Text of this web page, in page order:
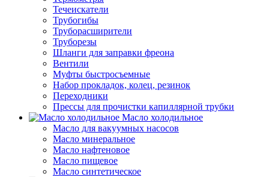
Течеискатели
Трубогибы
Труборасширители
Труборезы
Шланги для заправки фреона
Вентили
Муфты быстросъемные
Набор прокладок, колец, резинок
Переходники
Прессы для прочистки капиллярной трубки
Масло холодильное
Масло для вакуумных насосов
Масло минеральное
Масло нафтеновое
Масло пищевое
Масло синтетическое